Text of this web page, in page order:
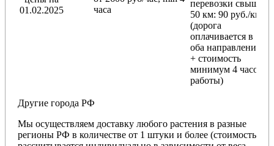
01.02.2025
часа
перевозки свыше
50 км: 90 руб./км
(дорога
оплачивается в
оба направления
+ стоимость
минимум 4 часов
работы)
Другие города РФ
Мы осуществляем доставку любого растения в разные
регионы РФ в количестве от 1 штуки и более (стоимость